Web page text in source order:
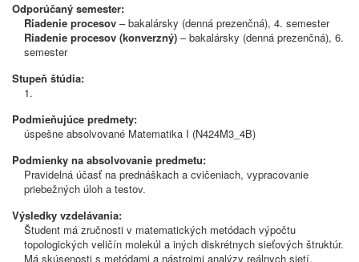
Odporúčaný semester:
Riadenie procesov – bakalársky (denná prezenčná), 4. semester
Riadenie procesov (konverzný) – bakalársky (denná prezenčná), 6.
semester
Stupeň štúdia:
1.
Podmieňujúce predmety:
úspešne absolvované Matematika I (N424M3_4B)
Podmienky na absolvovanie predmetu:
Pravidelná účasť na prednáškach a cvičeniach, vypracovanie
priebežných úloh a testov.
Výsledky vzdelávania:
Študent má zručnosti v matematických metódach výpočtu
topologických veličín molekúl a iných diskrétnych sieťových štruktúr.
Má skúsenosti s metódami a nástrojmi analýzy reálnych sietí.